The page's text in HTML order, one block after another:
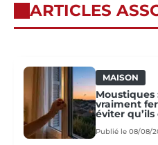
ARTICLES
MAISON
vraiment
éviter
Publié le 08/08/